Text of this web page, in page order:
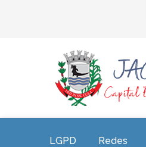
LGPD
Redes